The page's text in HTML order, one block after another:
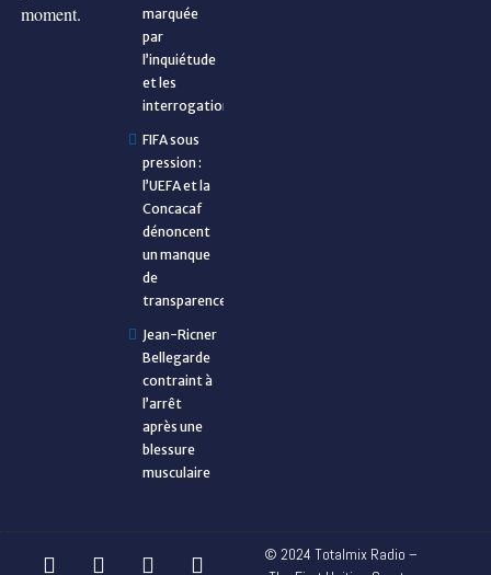
moment.
marquée
par
l’inquiétude
et les
interrogations
FIFA sous
pression :
l’UEFA et la
Concacaf
dénoncent
un manque
de
transparence
Jean-Ricner
Bellegarde
contraint à
l’arrêt
après une
blessure
musculaire
© 2024 Totalmix Radio –